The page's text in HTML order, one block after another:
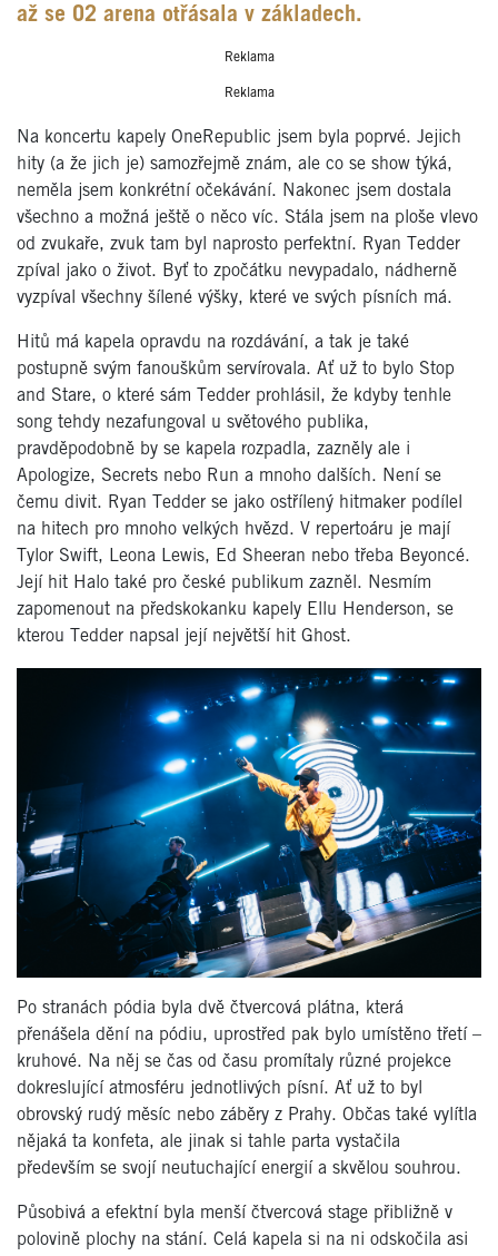
až se O2 arena otřásala v základech.
Reklama
Reklama
Na koncertu kapely OneRepublic jsem byla poprvé. Jejich
hity (a že jich je) samozřejmě znám, ale co se show týká,
neměla jsem konkrétní očekávání. Nakonec jsem dostala
všechno a možná ještě o něco víc. Stála jsem na ploše vlevo
od zvukaře, zvuk tam byl naprosto perfektní. Ryan Tedder
zpíval jako o život. Byť to zpočátku nevypadalo, nádherně
vyzpíval všechny šílené výšky, které ve svých písních má.
Hitů má kapela opravdu na rozdávání, a tak je také
postupně svým fanouškům servírovala. Ať už to bylo Stop
and Stare, o které sám Tedder prohlásil, že kdyby tenhle
song tehdy nezafungoval u světového publika,
pravděpodobně by se kapela rozpadla, zazněly ale i
Apologize, Secrets nebo Run a mnoho dalších. Není se
čemu divit. Ryan Tedder se jako ostřílený hitmaker podílel
na hitech pro mnoho velkých hvězd. V repertoáru je mají
Tylor Swift, Leona Lewis, Ed Sheeran nebo třeba Beyoncé.
Její hit Halo také pro české publikum zazněl. Nesmím
zapomenout na předskokanku kapely Ellu Henderson, se
kterou Tedder napsal její největší hit Ghost.
Po stranách pódia byla dvě čtvercová plátna, která
přenášela dění na pódiu, uprostřed pak bylo umístěno třetí –
kruhové. Na něj se čas od času promítaly různé projekce
dokreslující atmosféru jednotlivých písní. Ať už to byl
obrovský rudý měsíc nebo záběry z Prahy. Občas také vylítla
nějaká ta konfeta, ale jinak si tahle parta vystačila
především se svojí neutuchající energií a skvělou souhrou.
Působivá a efektní byla menší čtvercová stage přibližně v
polovině plochy na stání. Celá kapela si na ni odskočila asi